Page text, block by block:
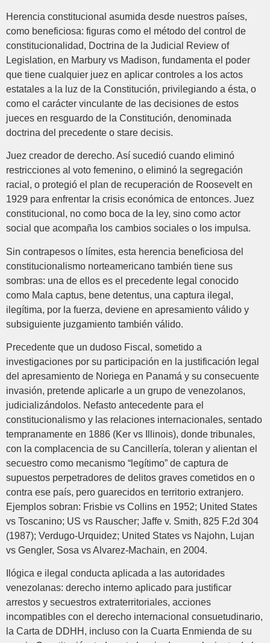
Herencia constitucional asumida desde nuestros países,
como beneficiosa: figuras como el método del control de
constitucionalidad, Doctrina de la Judicial Review of
Legislation, en Marbury vs Madison, fundamenta el poder
que tiene cualquier juez en aplicar controles a los actos
estatales a la luz de la Constitución, privilegiando a ésta, o
como el carácter vinculante de las decisiones de estos
jueces en resguardo de la Constitución, denominada
doctrina del precedente o stare decisis.
Juez creador de derecho. Así sucedió cuando eliminó
restricciones al voto femenino, o eliminó la segregación
racial, o protegió el plan de recuperación de Roosevelt en
1929 para enfrentar la crisis económica de entonces. Juez
constitucional, no como boca de la ley, sino como actor
social que acompaña los cambios sociales o los impulsa.
Sin contrapesos o límites, esta herencia beneficiosa del
constitucionalismo norteamericano también tiene sus
sombras: una de ellos es el precedente legal conocido
como Mala captus, bene detentus, una captura ilegal,
ilegítima, por la fuerza, deviene en apresamiento válido y
subsiguiente juzgamiento también válido.
Precedente que un dudoso Fiscal, sometido a
investigaciones por su participación en la justificación legal
del apresamiento de Noriega en Panamá y su consecuente
invasión, pretende aplicarle a un grupo de venezolanos,
judicializándolos. Nefasto antecedente para el
constitucionalismo y las relaciones internacionales, sentado
tempranamente en 1886 (Ker vs Illinois), donde tribunales,
con la complacencia de su Cancillería, toleran y alientan el
secuestro como mecanismo “legítimo” de captura de
supuestos perpetradores de delitos graves cometidos en o
contra ese país, pero guarecidos en territorio extranjero.
Ejemplos sobran: Frisbie vs Collins en 1952; United States
vs Toscanino; US vs Rauscher; Jaffe v. Smith, 825 F.2d 304
(1987); Verdugo-Urquidez; United States vs Najohn, Lujan
vs Gengler, Sosa vs Alvarez-Machain, en 2004.
Ilógica e ilegal conducta aplicada a las autoridades
venezolanas: derecho interno aplicado para justificar
arrestos y secuestros extraterritoriales, acciones
incompatibles con el derecho internacional consuetudinario,
la Carta de DDHH, incluso con la Cuarta Enmienda de su